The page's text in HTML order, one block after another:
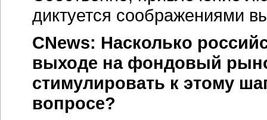
диктуется соображениями
CNews: Насколько
выходе на фондовый
стимулировать к этому
вопросе?